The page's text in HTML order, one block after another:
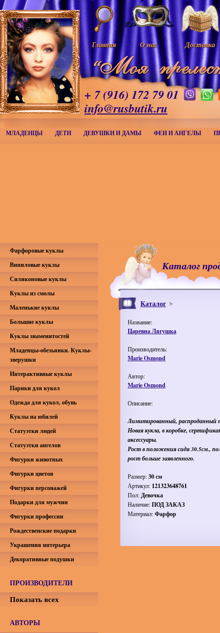
Главная О нас Доставка
+ 7 (916) 172 79 01
info@rusbutik.ru
МЛАДЕНЦЫ ДЕТИ ДЕВУШКИ И ДАМЫ ФЕИ И АНГЕЛЫ
Каталог
Каталог
Название:
Царевна Лягушка
Производитель:
Marie Osmond
Автор:
Marie Osmond
Описание:
Лимитированный,
Новая кукла, в коробке,
аксессуары.
Рост в положения сидя 30.5см.,
рост больше заявленного.
Размер:30 см
Артикул: 121323648761
Пол:Девочка
Наличие:ПОД ЗАКАЗ
Материал:Фарфор
Фарфоровые куклы
Виниловые куклы
Силиконовые куклы
Куклы из смолы
Маленькие куклы
Большие куклы
Куклы знаменитостей
Младенцы-обезьянки. Куклы-
зверушки
Интерактивные куклы
Парики для кукол
Одежда для кукол, обувь
Куклы на юбилей
Статуэтки людей
Статуэтки ангелов
Фигурки животных
Фигурки цветов
Фигурки персонажей
Подарки для мужчин
Фигурки профессии
Рождественские подарки
Украшения интерьера
Декоративные подушки
ПРОИЗВОДИТЕЛИ
Показать всех
АВТОРЫ